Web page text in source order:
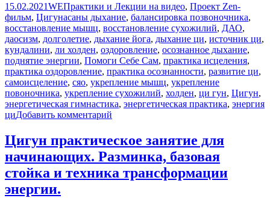
Опубликовано
15.02.2021Автор
WEРубрики
Практики и Лекции на видео, Проект Zen-
фильм, ЦигунМетки
асаны дыхание, балансировка позвоночника,
восстановление мышц, восстановление сухожилий, ДАО,
даосизм, долголетие, дыхание йога, дыхание ци, источник ци,
кундалини, ли холден, оздоровление, осознанное дыхание,
поднятие энергии, Помоги Себе Сам, практика исцеления,
практика оздоровление, практика осознанности, развитие ци,
самоисцеление, сяо, укрепление мышц, укрепление
повоночника, укрепление сухожилий, холден, ци гун, Цигун,
энергетическая гимнастика, энергетическая практика, энергия
циДобавить комментарий
«Открытая
ладонь».
Гуцалюк.
Цигун практическое занятие для
начинающих. Разминка, базовая
стойка и техника трансформации
энергии.